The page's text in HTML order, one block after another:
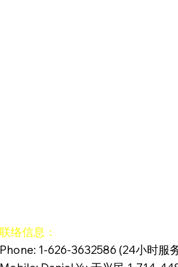
络信息：
1-626-3632586 (24小时服